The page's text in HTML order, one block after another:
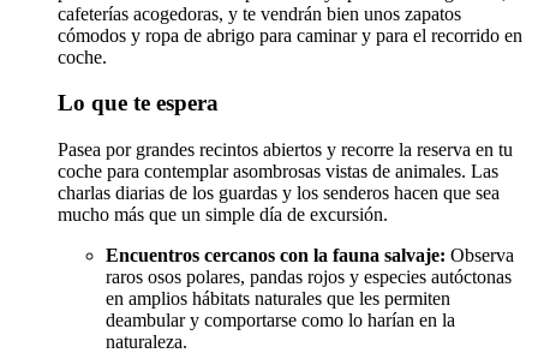
cafeterías acogedoras, y te vendrán bien unos zapatos
cómodos y ropa de abrigo para caminar y para el recorrido en
coche.
Lo que te espera
Pasea por grandes recintos abiertos y recorre la reserva en tu
coche para contemplar asombrosas vistas de animales. Las
charlas diarias de los guardas y los senderos hacen que sea
mucho más que un simple día de excursión.
Encuentros cercanos con la fauna salvaje: Observa
raros osos polares, pandas rojos y especies autóctonas
en amplios hábitats naturales que les permiten
deambular y comportarse como lo harían en la
naturaleza.